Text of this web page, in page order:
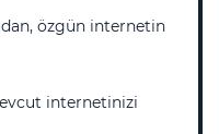
özgün internetin
internetinizi